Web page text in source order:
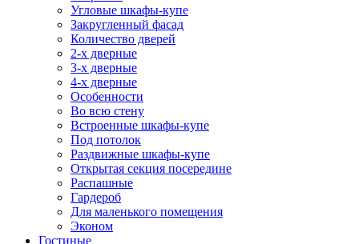
Угловые шкафы-купе
Закругленный фасад
Количество дверей
2-х дверные
3-х дверные
4-х дверные
Особенности
Во всю стену
Встроенные шкафы-купе
Под потолок
Раздвижные шкафы-купе
Открытая секция посередине
Распашные
Гардероб
Для маленького помещения
Эконом
Гостиные